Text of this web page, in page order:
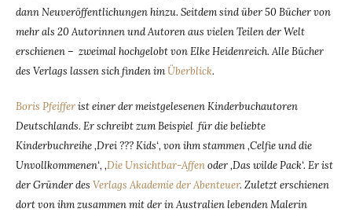
dann Neuveröffentlichungen hinzu. Seitdem sind über 50 Bücher von
mehr als 20 Autorinnen und Autoren aus vielen Teilen der Welt
erschienen – zweimal hochgelobt von Elke Heidenreich. Alle Bücher
des Verlags lassen sich finden imÜberblick.
Boris Pfeifferist einer der meistgelesenen Kinderbuchautoren
Deutschlands. Er schreibt zum Beispiel für die beliebte
Kinderbuchreihe ‚Drei ??? Kids‘, von ihm stammen ‚Celfie und die
Unvollkommenen‘, ‚Die Unsichtbar-Affenoder ‚Das wilde Pack‘. Er ist
der Gründer des Verlags Akademie der Abenteuer. Zuletzt erschienen
dort von ihm zusammen mit der in Australien lebenden Malerin